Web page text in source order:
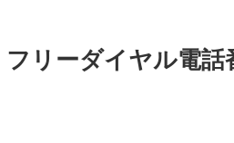
フリーダイヤル電